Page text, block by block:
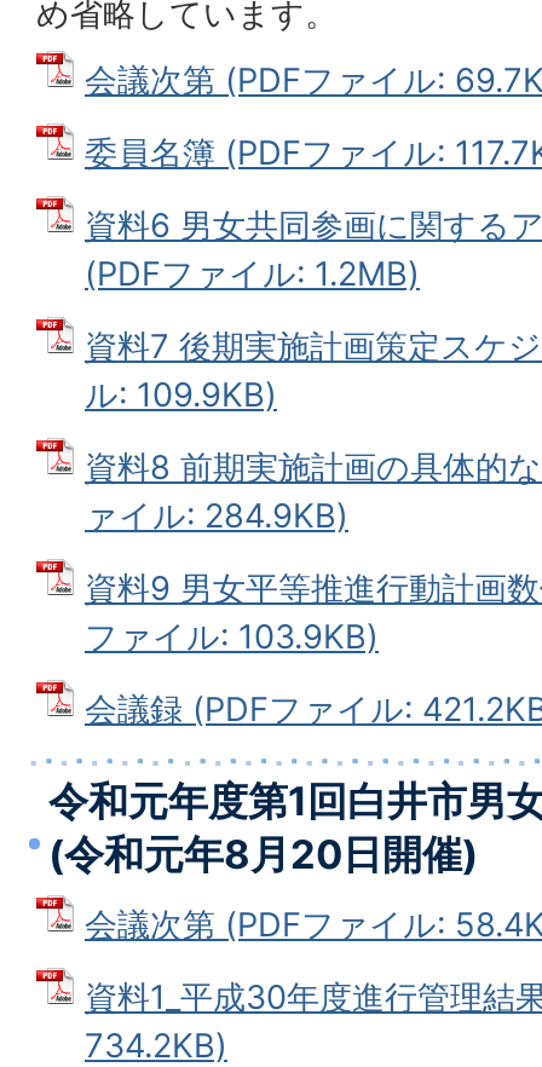
め省略しています。
会議次第 (PDFファイル:
委員名簿 (PDFファイル:
資料6 男女共同参画に関する
(PDFファイル: 1.2MB)
資料7 後期実施計画策定スケ
ル: 109.9KB)
資料8 前期実施計画の具体的
ァイル: 284.9KB)
資料9 男女平等推進行動計画
ファイル: 103.9KB)
会議録 (PDFファイル:
令和元年度第1回白井市男
(令和元年8月20日開催)
会議次第 (PDFファイル:
資料1_平成30年度進行管理結
734.2KB)